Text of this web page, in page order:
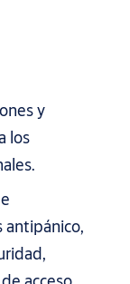
y
los